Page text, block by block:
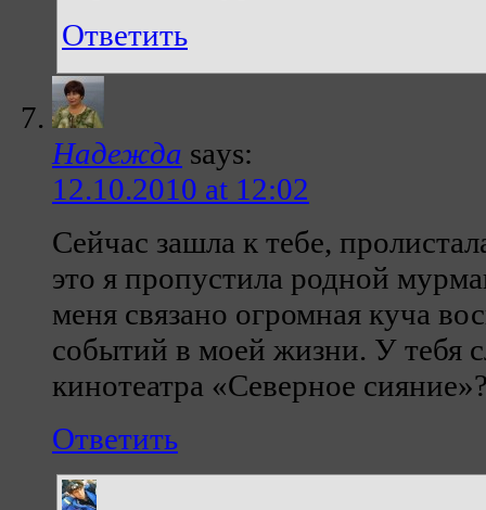
Ответить
Надежда says:
12.10.2010 at 12:02
Сейчас зашла к тебе,
это я пропустила родной
меня связано огромная куча
событий в моей жизни. У тебя
кинотеатра «Северное
Ответить